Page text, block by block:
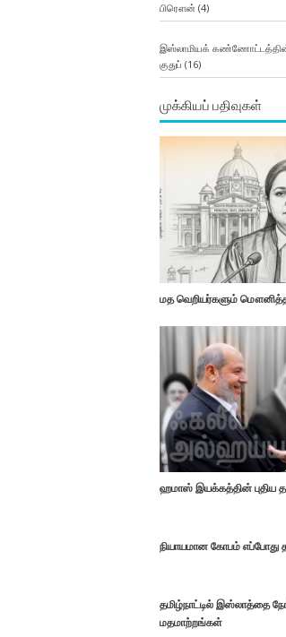
பிரௌன் (4)
இஸ்லாமியக்
குதுப் (16)
முக்கியப் பதிவுகள்
மத வெறியர்களும் மௌனித்த
ஹமாஸ் இயக்கத்தின்
நியாயமான கோபம் எப்போது
தமிழ்நாட்டில் இஸ்லாத்தை
மதமாற்றங்கள்